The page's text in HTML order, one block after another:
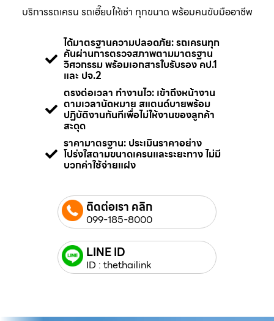
บริการรถเครน รถเฮี๊ยบให้เช่า ทุกขนาด พร้อมคนขับมืออาชีพ
ได้มาตรฐานความปลอดภัย: รถเครนทุก
คันผ่านการตรวจสภาพตามมาตรฐาน
วิศวกรรม พร้อมเอกสารใบรับรอง คป.1
และ ปจ.2
ตรงต่อเวลา ทำงานไว: เข้าถึงหน้างาน
ตามเวลานัดหมาย สแตนด์บายพร้อม
ปฏิบัติงานทันทีเพื่อไม่ให้งานของลูกค้า
สะดุด
ราคามาตรฐาน: ประเมินราคาอย่าง
โปร่งใสตามขนาดเครนและระยะทาง ไม่มี
บวกค่าใช้จ่ายแฝง
ติดต่อเรา คลิก
099-185-8000
LINE ID
ID : thethailink